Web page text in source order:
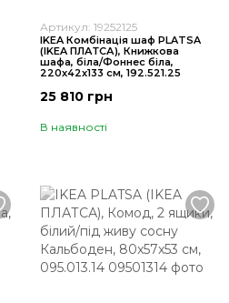
Артикул: 19252125
IKEA Комбінація шаф PLATSA
(ІKEA ПЛАТСА), Книжкова
шафа, біла/Фоннес біла,
220x42x133 см, 192.521.25
25 810 грн
В наявності